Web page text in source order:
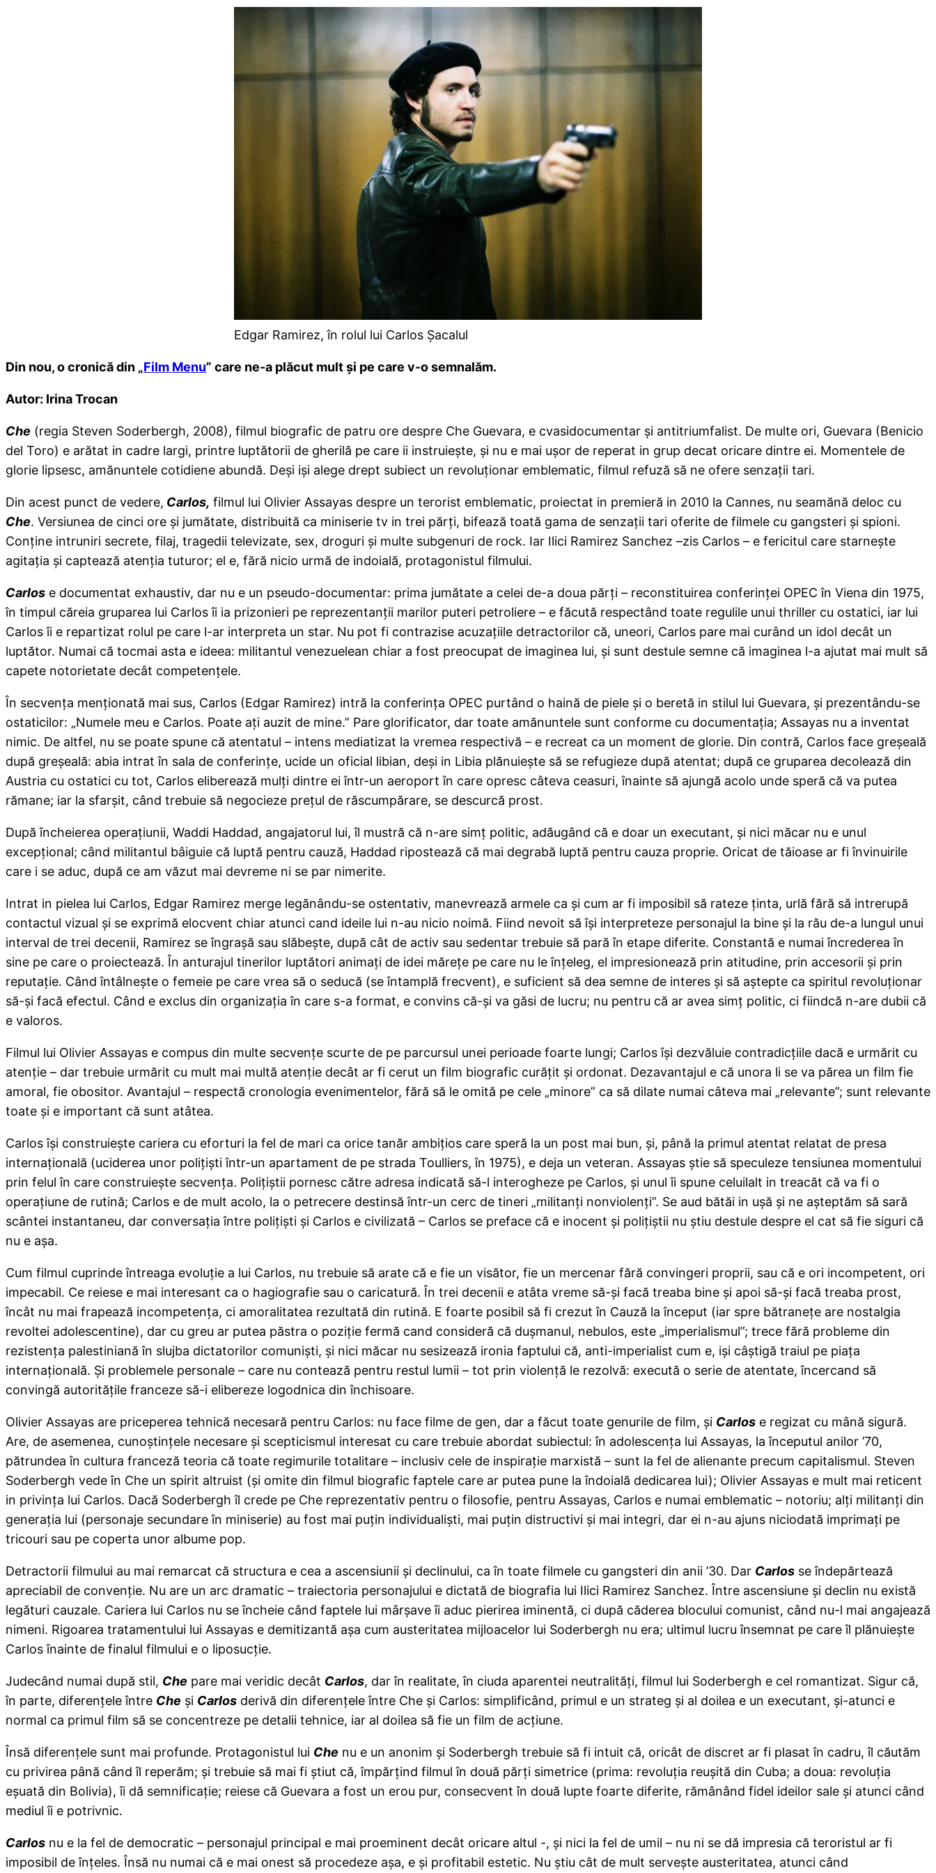
Edgar Ramirez, în rolul lui Carlos Şacalul
Din nou, o cronică din „Film Menu” care ne-a plăcut mult şi pe care v-o semnalăm.
Autor: Irina Trocan
Che (regia Steven Soderbergh, 2008), filmul biografic de patru ore despre Che Guevara, e cvasidocumentar şi antitriumfalist. De multe ori, Guevara (Benicio
del Toro) e arătat in cadre largi, printre luptătorii de gherilă pe care ii instruieşte, şi nu e mai uşor de reperat in grup decat oricare dintre ei. Momentele de
glorie lipsesc, amănuntele cotidiene abundă. Deşi işi alege drept subiect un revoluţionar emblematic, filmul refuză să ne ofere senzaţii tari.
Din acest punct de vedere, Carlos, filmul lui Olivier Assayas despre un terorist emblematic, proiectat in premieră in 2010 la Cannes, nu seamănă deloc cu
Che. Versiunea de cinci ore şi jumătate, distribuită ca miniserie tv in trei părţi, bifează toată gama de senzaţii tari oferite de filmele cu gangsteri şi spioni.
Conţine intruniri secrete, filaj, tragedii televizate, sex, droguri şi multe subgenuri de rock. Iar Ilici Ramirez Sanchez –zis Carlos – e fericitul care starneşte
agitaţia şi captează atenţia tuturor; el e, fără nicio urmă de indoială, protagonistul filmului.
Carlos e documentat exhaustiv, dar nu e un pseudo-documentar: prima jumătate a celei de-a doua părţi – reconstituirea conferinţei OPEC în Viena din 1975,
în timpul căreia gruparea lui Carlos îi ia prizonieri pe reprezentanţii marilor puteri petroliere – e făcută respectând toate regulile unui thriller cu ostatici, iar lui
Carlos îi e repartizat rolul pe care l-ar interpreta un star. Nu pot fi contrazise acuzaţiile detractorilor că, uneori, Carlos pare mai curând un idol decât un
luptător. Numai că tocmai asta e ideea: militantul venezuelean chiar a fost preocupat de imaginea lui, şi sunt destule semne că imaginea l-a ajutat mai mult să
capete notorietate decât competenţele.
În secvenţa menţionată mai sus, Carlos (Edgar Ramirez) intră la conferinţa OPEC purtând o haină de piele şi o beretă in stilul lui Guevara, şi prezentându-se
ostaticilor: „Numele meu e Carlos. Poate aţi auzit de mine.” Pare glorificator, dar toate amănuntele sunt conforme cu documentaţia; Assayas nu a inventat
nimic. De altfel, nu se poate spune că atentatul – intens mediatizat la vremea respectivă – e recreat ca un moment de glorie. Din contră, Carlos face greşeală
după greşeală: abia intrat în sala de conferinţe, ucide un oficial libian, deşi in Libia plănuieşte să se refugieze după atentat; după ce gruparea decolează din
Austria cu ostatici cu tot, Carlos eliberează mulţi dintre ei într-un aeroport în care opresc câteva ceasuri, înainte să ajungă acolo unde speră că va putea
rămane; iar la sfarşit, când trebuie să negocieze preţul de răscumpărare, se descurcă prost.
După încheierea operaţiunii, Waddi Haddad, angajatorul lui, îl mustră că n-are simţ politic, adăugând că e doar un executant, şi nici măcar nu e unul
excepţional; când militantul bâiguie că luptă pentru cauză, Haddad ripostează că mai degrabă luptă pentru cauza proprie. Oricat de tăioase ar fi învinuirile
care i se aduc, după ce am văzut mai devreme ni se par nimerite.
Intrat in pielea lui Carlos, Edgar Ramirez merge legănându-se ostentativ, manevrează armele ca şi cum ar fi imposibil să rateze ţinta, urlă fără să intrerupă
contactul vizual şi se exprimă elocvent chiar atunci cand ideile lui n-au nicio noimă. Fiind nevoit să îşi interpreteze personajul la bine şi la rău de-a lungul unui
interval de trei decenii, Ramirez se îngraşă sau slăbeşte, după cât de activ sau sedentar trebuie să pară în etape diferite. Constantă e numai încrederea în
sine pe care o proiectează. În anturajul tinerilor luptători animaţi de idei măreţe pe care nu le înţeleg, el impresionează prin atitudine, prin accesorii şi prin
reputaţie. Când întâlneşte o femeie pe care vrea să o seducă (se întamplă frecvent), e suficient să dea semne de interes şi să aştepte ca spiritul revoluţionar
să-şi facă efectul. Când e exclus din organizaţia în care s-a format, e convins că-şi va găsi de lucru; nu pentru că ar avea simţ politic, ci fiindcă n-are dubii că
e valoros.
Filmul lui Olivier Assayas e compus din multe secvenţe scurte de pe parcursul unei perioade foarte lungi; Carlos îşi dezvăluie contradicţiile dacă e urmărit cu
atenţie – dar trebuie urmărit cu mult mai multă atenţie decât ar fi cerut un film biografic curăţit şi ordonat. Dezavantajul e că unora li se va părea un film fie
amoral, fie obositor. Avantajul – respectă cronologia evenimentelor, fără să le omită pe cele „minore” ca să dilate numai câteva mai „relevante”; sunt relevante
toate şi e important că sunt atâtea.
Carlos îşi construieşte cariera cu eforturi la fel de mari ca orice tanăr ambiţios care speră la un post mai bun, şi, până la primul atentat relatat de presa
internaţională (uciderea unor poliţişti într-un apartament de pe strada Toulliers, în 1975), e deja un veteran. Assayas ştie să speculeze tensiunea momentului
prin felul în care construieşte secvenţa. Poliţiştii pornesc către adresa indicată să-l interogheze pe Carlos, şi unul îi spune celuilalt in treacăt că va fi o
operaţiune de rutină; Carlos e de mult acolo, la o petrecere destinsă într-un cerc de tineri „militanţi nonviolenţi”. Se aud bătăi in uşă şi ne aşteptăm să sară
scântei instantaneu, dar conversaţia între poliţişti şi Carlos e civilizată – Carlos se preface că e inocent şi poliţiştii nu ştiu destule despre el cat să fie siguri că
nu e aşa.
Cum filmul cuprinde întreaga evoluţie a lui Carlos, nu trebuie să arate că e fie un visător, fie un mercenar fără convingeri proprii, sau că e ori incompetent, ori
impecabil. Ce reiese e mai interesant ca o hagiografie sau o caricatură. În trei decenii e atâta vreme să-şi facă treaba bine şi apoi să-şi facă treaba prost,
încât nu mai frapează incompetenţa, ci amoralitatea rezultată din rutină. E foarte posibil să fi crezut în Cauză la început (iar spre bătraneţe are nostalgia
revoltei adolescentine), dar cu greu ar putea păstra o poziţie fermă cand consideră că duşmanul, nebulos, este „imperialismul”; trece fără probleme din
rezistenţa palestiniană în slujba dictatorilor comunişti, şi nici măcar nu sesizează ironia faptului că, anti-imperialist cum e, işi câştigă traiul pe piaţa
internaţională. Şi problemele personale – care nu contează pentru restul lumii – tot prin violenţă le rezolvă: execută o serie de atentate, încercand să
convingă autorităţile franceze să-i elibereze logodnica din închisoare.
Olivier Assayas are priceperea tehnică necesară pentru Carlos: nu face filme de gen, dar a făcut toate genurile de film, şi Carlos e regizat cu mână sigură.
Are, de asemenea, cunoştinţele necesare şi scepticismul interesat cu care trebuie abordat subiectul: în adolescenţa lui Assayas, la începutul anilor ’70,
pătrundea în cultura franceză teoria că toate regimurile totalitare – inclusiv cele de inspiraţie marxistă – sunt la fel de alienante precum capitalismul. Steven
Soderbergh vede în Che un spirit altruist (şi omite din filmul biografic faptele care ar putea pune la îndoială dedicarea lui); Olivier Assayas e mult mai reticent
in privinţa lui Carlos. Dacă Soderbergh îl crede pe Che reprezentativ pentru o filosofie, pentru Assayas, Carlos e numai emblematic – notoriu; alţi militanţi din
generaţia lui (personaje secundare în miniserie) au fost mai puţin individualişti, mai puţin distructivi şi mai integri, dar ei n-au ajuns niciodată imprimaţi pe
tricouri sau pe coperta unor albume pop.
Detractorii filmului au mai remarcat că structura e cea a ascensiunii şi declinului, ca în toate filmele cu gangsteri din anii ’30. Dar Carlos se îndepărtează
apreciabil de convenţie. Nu are un arc dramatic – traiectoria personajului e dictată de biografia lui Ilici Ramirez Sanchez. Între ascensiune şi declin nu există
legături cauzale. Cariera lui Carlos nu se încheie când faptele lui mârşave îi aduc pierirea iminentă, ci după căderea blocului comunist, când nu-l mai angajează
nimeni. Rigoarea tratamentului lui Assayas e demitizantă aşa cum austeritatea mijloacelor lui Soderbergh nu era; ultimul lucru însemnat pe care îl plănuieşte
Carlos înainte de finalul filmului e o liposucţie.
Judecând numai după stil, Che pare mai veridic decât Carlos, dar în realitate, în ciuda aparentei neutralităţi, filmul lui Soderbergh e cel romantizat. Sigur că,
în parte, diferenţele între Che şi Carlos derivă din diferenţele între Che şi Carlos: simplificând, primul e un strateg şi al doilea e un executant, şi-atunci e
normal ca primul film să se concentreze pe detalii tehnice, iar al doilea să fie un film de acţiune.
Însă diferenţele sunt mai profunde. Protagonistul lui Che nu e un anonim şi Soderbergh trebuie să fi intuit că, oricât de discret ar fi plasat în cadru, îl căutăm
cu privirea până când îl reperăm; şi trebuie să mai fi ştiut că, împărţind filmul în două părţi simetrice (prima: revoluţia reuşită din Cuba; a doua: revoluţia
eşuată din Bolivia), îi dă semnificaţie; reiese că Guevara a fost un erou pur, consecvent în două lupte foarte diferite, rămânând fidel ideilor sale şi atunci când
mediul îi e potrivnic.
Carlos nu e la fel de democratic – personajul principal e mai proeminent decât oricare altul -, şi nici la fel de umil – nu ni se dă impresia că teroristul ar fi
imposibil de înţeles. Însă nu numai că e mai onest să procedeze aşa, e şi profitabil estetic. Nu ştiu cât de mult serveşte austeritatea, atunci când